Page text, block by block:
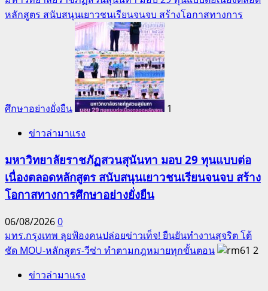
หลักสูตร สนับสนุนเยาวชนเรียนจนจบ สร้างโอกาสทางการ
ศึกษาอย่างยั่งยืน
1
ข่าวล่ามาแรง
มหาวิทยาลัยราชภัฏสวนสุนันทา มอบ 29 ทุนแบบต่อ
เนื่องตลอดหลักสูตร สนับสนุนเยาวชนเรียนจนจบ สร้าง
โอกาสทางการศึกษาอย่างยั่งยืน
06/08/20260
มทร.กรุงเทพ ลุยฟ้องคนปล่อยข่าวเท็จ! ยืนยันทำงานสุจริต โต้
ชัด MOU-หลักสูตร-วีซ่า ทำตามกฎหมายทุกขั้นตอน
2
ข่าวล่ามาแรง